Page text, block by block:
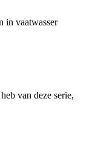
in vaatwasser
van deze serie,